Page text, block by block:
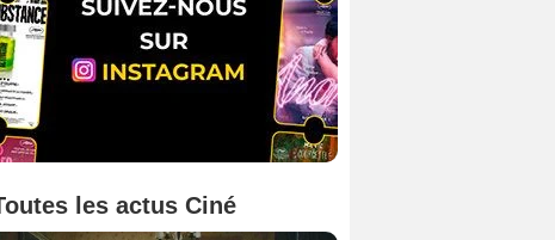
les actus Ciné